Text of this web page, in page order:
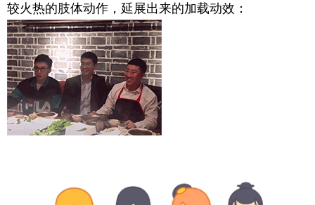
较火热的肢体动作，延展出来的加载动效：